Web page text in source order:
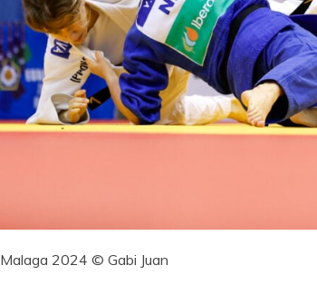
2024 © Gabi Juan